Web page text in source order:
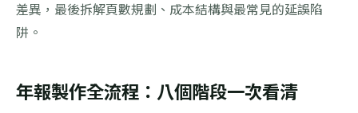
差異，最後拆解頁數規劃、成本結構與最常見的延誤陷
阱。
年報製作全流程：八個階段一次看清